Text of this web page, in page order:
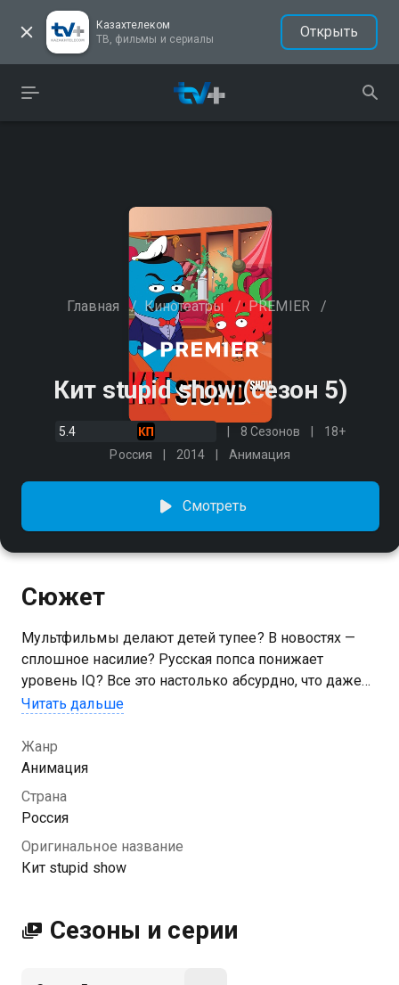
Казахтелеком
ТВ, фильмы и сериалы
Открыть
Главная / Кинотеатры / PREMIER /
Кит stupid show (сезон 5)
5.4 8 Сезонов
18+
Россия
2014 Анимация
Смотреть
Сюжет
Мультфильмы делают детей тупее? В новостях —
сплошное насилие? Русская попса понижает
уровень IQ? Все это настолько абсурдно, что даже
смешно. Особенно, если об этом рассказывают
Посмотреть онлайн 5 сезон сериала Кит stupid show
вы можете совершенно бесплатно в хорошем HD
качестве на Казахтелеком
Читать дальше
Жанр
Анимация
Страна
Россия
Оригинальное название
Кит stupid show
Сезоны и серии